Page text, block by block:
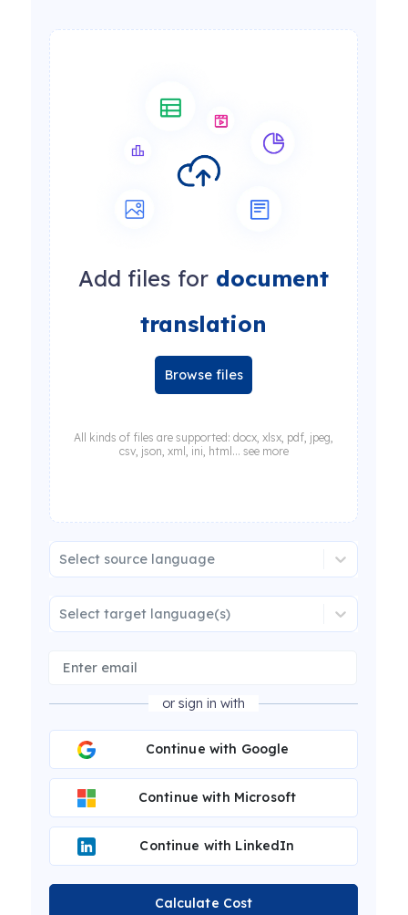
Add files for document
translation
Browse files
All kinds of files are supported: docx, xlsx, pdf, jpeg,
csv, json, xml, ini, html... see more
Select source language
Select target language(s)
or sign in with
Continue with Google
Continue with Microsoft
Continue with LinkedIn
Calculate Cost